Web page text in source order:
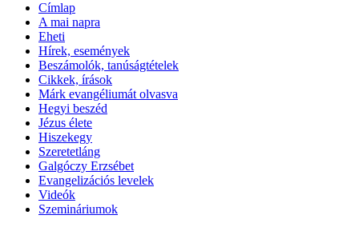
Címlap
A mai napra
Eheti
Hírek, események
Beszámolók, tanúságtételek
Cikkek, írások
Márk evangéliumát olvasva
Hegyi beszéd
Jézus élete
Hiszekegy
Szeretetláng
Galgóczy Erzsébet
Evangelizációs levelek
Videók
Szemináriumok